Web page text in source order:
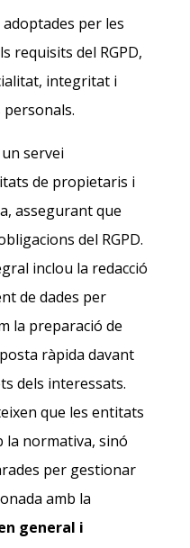
per les
requisits del RGPD,
integritat i
servei
de propietaris i
assegurant que
del RGPD.
inclou la redacció
de dades per
la preparació de
ràpida davant
dels interessats.
que les entitats
la normativa, sinó
per gestionar
amb la
general i